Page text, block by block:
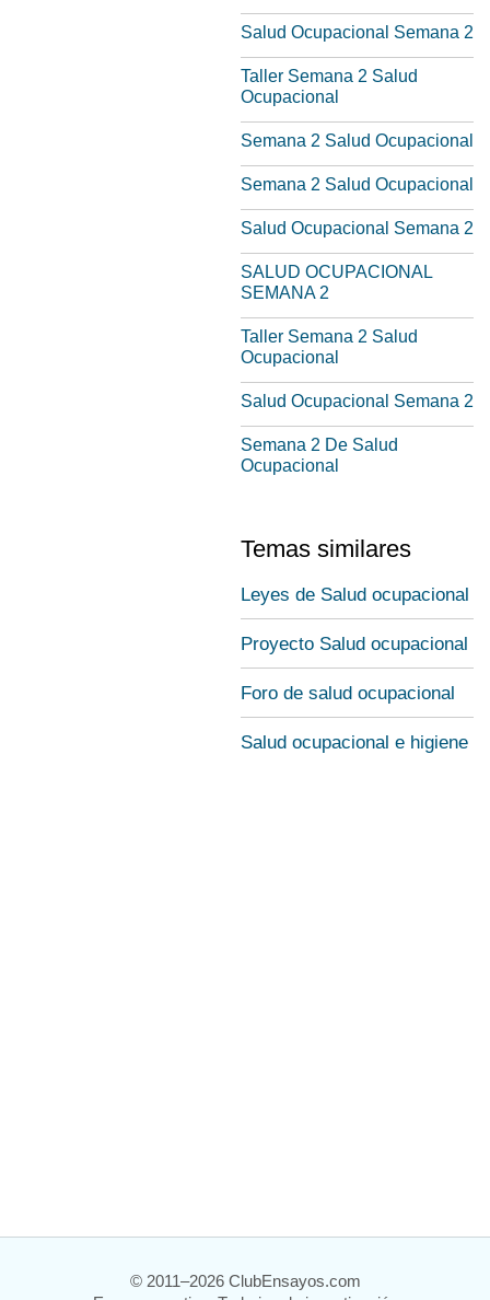
Salud Ocupacional Semana 2
Taller Semana 2 Salud
Ocupacional
Semana 2 Salud Ocupacional
Semana 2 Salud Ocupacional
Salud Ocupacional Semana 2
SALUD OCUPACIONAL
SEMANA 2
Taller Semana 2 Salud
Ocupacional
Salud Ocupacional Semana 2
Semana 2 De Salud
Ocupacional
Temas similares
Leyes de Salud ocupacional
Proyecto Salud ocupacional
Foro de salud ocupacional
Salud ocupacional e higiene
© 2011–2026 ClubEnsayos.com